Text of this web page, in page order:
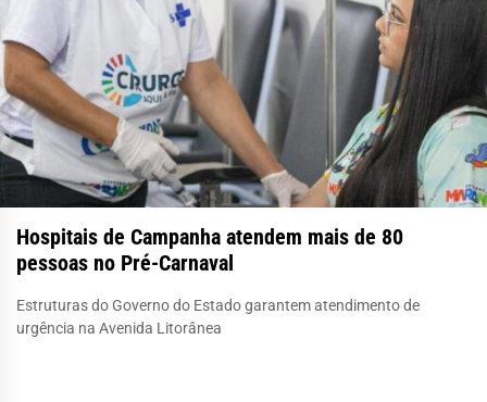
Hospitais de Campanha atendem mais de 80
pessoas no Pré-Carnaval
Estruturas do Governo do Estado garantem atendimento de
urgência na Avenida Litorânea